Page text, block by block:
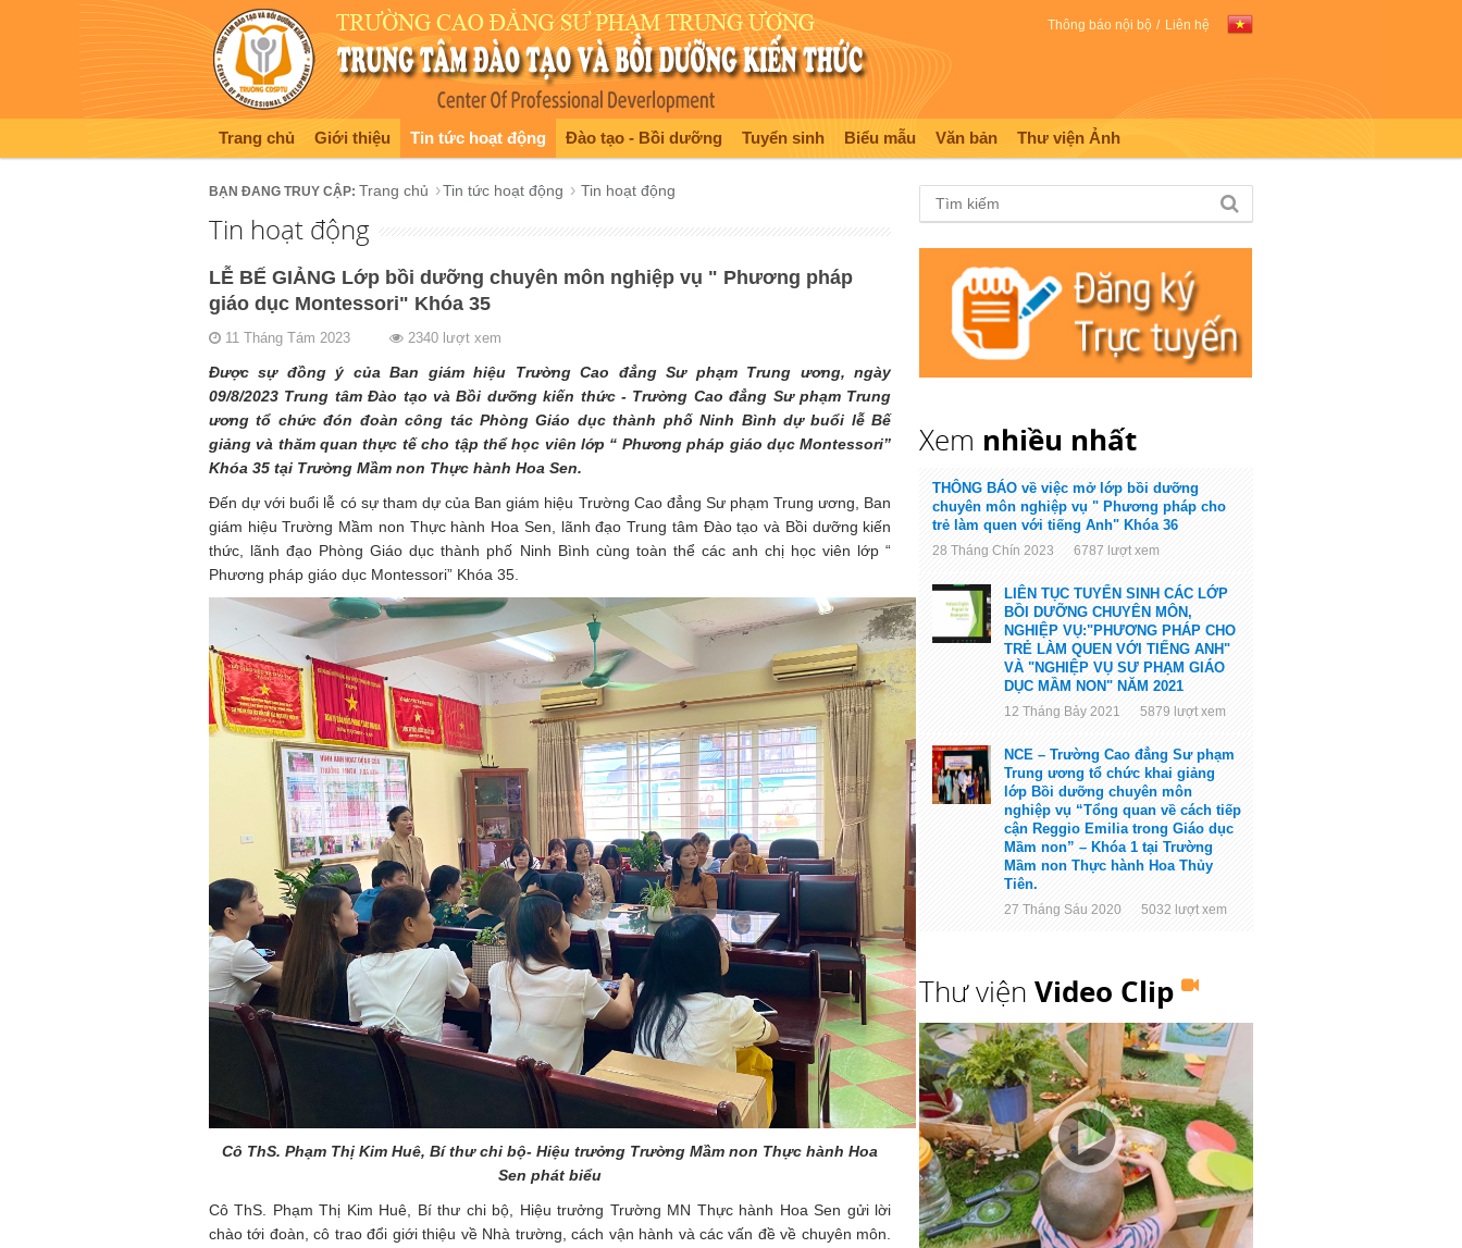
Thông báo nội bộ Liên hệ
Trang chủ Giới thiệu Tin tức hoạt động Đào tạo - Bồi dưỡng Tuyển sinh Biểu mẫu Văn bản Thư viện Ảnh
Trang chủ Tin tức hoạt động Tin hoạt động
Tin hoạt động
LỄ BẾ GIẢNG Lớp bồi dưỡng chuyên môn nghiệp vụ " Phương pháp
giáo dục Montessori" Khóa 35
11 Tháng Tám 2023 2340 lượt xem
Được sự đồng ý của Ban giám hiệu Trường Cao đẳng Sư phạm Trung ương, ngày
09/8/2023 Trung tâm Đào tạo và Bồi dưỡng kiến thức - Trường Cao đẳng Sư phạm Trung
ương tổ chức đón đoàn công tác Phòng Giáo dục thành phố Ninh Bình dự buổi lễ Bế
giảng và thăm quan thực tế cho tập thể học viên lớp “ Phương pháp giáo dục Montessori”
Khóa 35 tại Trường Mầm non Thực hành Hoa Sen.
Đến dự với buổi lễ có sự tham dự của Ban giám hiệu Trường Cao đẳng Sư phạm Trung ương, Ban
giám hiệu Trường Mầm non Thực hành Hoa Sen, lãnh đạo Trung tâm Đào tạo và Bồi dưỡng kiến
thức, lãnh đạo Phòng Giáo dục thành phố Ninh Bình cùng toàn thể các anh chị học viên lớp “
Phương pháp giáo dục Montessori” Khóa 35.
Cô ThS. Phạm Thị Kim Huê, Bí thư chi bộ- Hiệu trưởng Trường Mầm non Thực hành Hoa
Sen phát biểu
Cô ThS. Phạm Thị Kim Huê, Bí thư chi bộ, Hiệu trưởng Trường MN Thực hành Hoa Sen gửi lời
chào tới đoàn, cô trao đổi giới thiệu về Nhà trường, cách vận hành và các vấn đề về chuyên môn.
Xem nhiều nhất
THÔNG BÁO về việc mở lớp bồi dưỡng
chuyên môn nghiệp vụ " Phương pháp cho
trẻ làm quen với tiếng Anh" Khóa 36
28 Tháng Chín 2023 6787 lượt xem
LIÊN TỤC TUYỂN SINH CÁC LỚP
BỒI DƯỠNG CHUYÊN MÔN,
NGHIỆP VỤ:"PHƯƠNG PHÁP CHO
TRẺ LÀM QUEN VỚI TIẾNG ANH"
VÀ "NGHIỆP VỤ SƯ PHẠM GIÁO
DỤC MẦM NON" NĂM 2021
12 Tháng Bảy 2021 5879 lượt xem
NCE – Trường Cao đẳng Sư phạm
Trung ương tổ chức khai giảng
lớp Bồi dưỡng chuyên môn
nghiệp vụ “Tổng quan về cách tiếp
cận Reggio Emilia trong Giáo dục
Mầm non” – Khóa 1 tại Trường
Mầm non Thực hành Hoa Thủy
Tiên.
27 Tháng Sáu 2020 5032 lượt xem
Thư việnVideo Clip